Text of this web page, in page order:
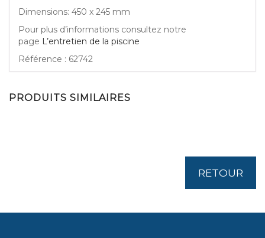
Dimensions: 450 x 245 mm
Pour plus d’informations consultez notre
page L’entretien de la piscine
Référence : 62742
PRODUITS SIMILAIRES
RETOUR